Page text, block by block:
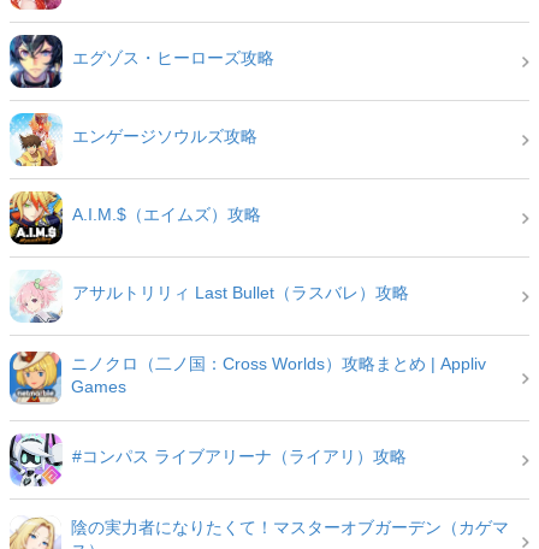
エグゾス・ヒーローズ攻略
エンゲージソウルズ攻略
A.I.M.$（エイムズ）攻略
アサルトリリィ Last Bullet（ラスバレ）攻略
ニノクロ（二ノ国：Cross Worlds）攻略まとめ | Appliv
Games
#コンパス ライブアリーナ（ライアリ）攻略
陰の実力者になりたくて！マスターオブガーデン（カゲマ